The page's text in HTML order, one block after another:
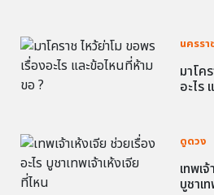
นครรา
มาโค
อะไร
ดูดวง
เทพเ
บูชาเ